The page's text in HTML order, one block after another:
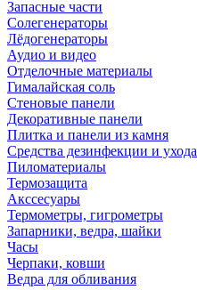
Запасные части
Солегенераторы
Лёдогенераторы
Аудио и видео
Отделочные материалы
Гималайская соль
Стеновые панели
Декоративные панели
Плитка и панели из камня
Средства дезинфекции и ухода
Пиломатериалы
Термозащита
Аксcесуары
Термометры, гигрометры
Запарники, ведра, шайки
Часы
Черпаки, ковши
Ведра для обливания